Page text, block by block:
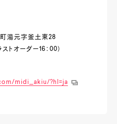
湯元字釜土東28
トオーダー16：00）
midi_akiu/?hl=ja